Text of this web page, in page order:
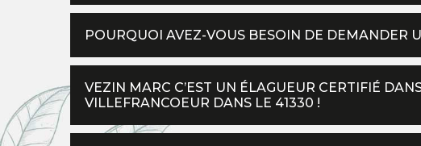
POURQUOI AVEZ-VOUS BESOIN DE DEMANDER
VEZIN MARC C’EST UN ÉLAGUEUR CERTIFIÉ
VILLEFRANCOEUR DANS LE 41330 !